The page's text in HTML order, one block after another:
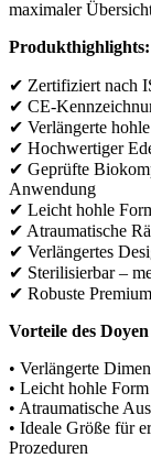
maximaler
Produkthighlights:
✔ Zertifiziert nach
✔ CE-
✔ Verlängerte
✔ Hochwertiger
✔ Geprüfte
Anwendung
✔ Leicht hohle
✔ Atraumatische
✔ Verlängertes
✔ Sterilisierbar –
✔ Robuste
Vorteile des
• Verlängerte
• Leicht hohle
• Atraumatische
• Ideale Größe für
Prozeduren